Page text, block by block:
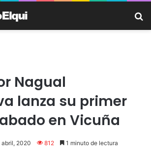
Nagual
lanza su primer
en Vicuña
abril, 2020 812 1 minuto de lectura